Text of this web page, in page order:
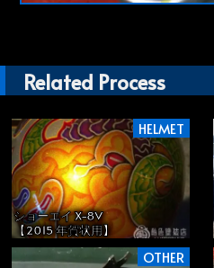
Related Process
HELMET
ショーエイ X-8V
【2015 年賀状用】
OTHER